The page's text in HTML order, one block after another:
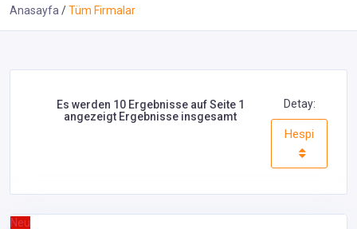
Anasayfa Tüm Firmalar
Es werden 10 Ergebnisse auf Seite 1
angezeigt Ergebnisse insgesamt
Detay:
Hespi
Neu